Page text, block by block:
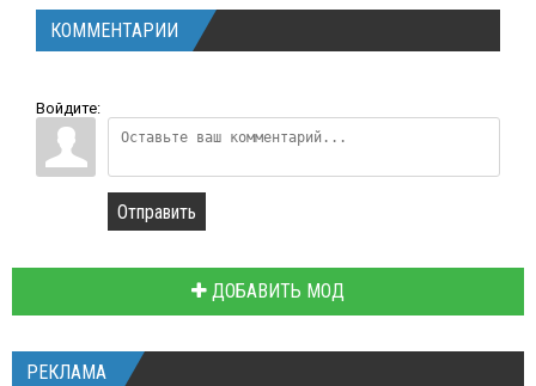
КОММЕНТАРИИ
Войдите:
Отправить
ДОБАВИТЬ МОД
РЕКЛАМА